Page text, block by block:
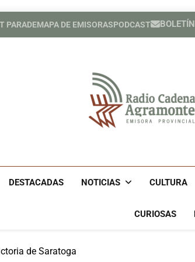
PARADEMAPA DE EMISORASPODCAST BOLETÍN
Radio
DESTACADAS NOTICIAS CULTURA
CURIOSAS
de Saratoga